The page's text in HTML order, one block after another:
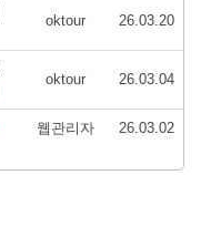
oktour 26.03.20
oktour 26.03.04
웹관리자 26.03.02